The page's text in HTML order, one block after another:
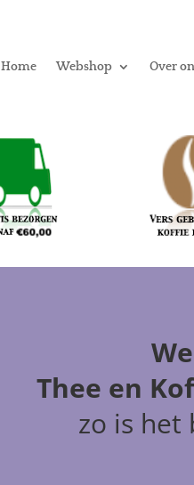
Home Webshop Over
Thee en
zo is het